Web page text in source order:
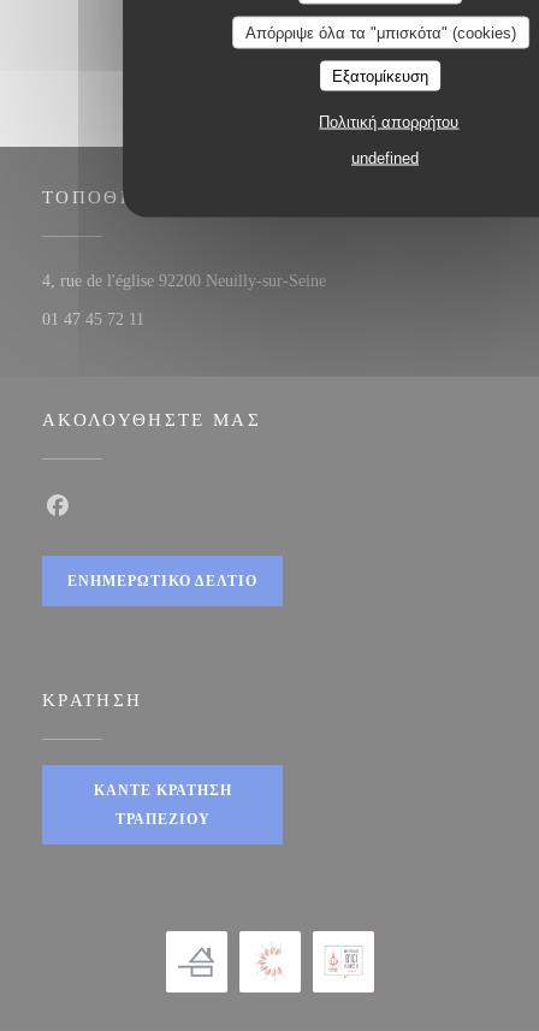
Απόρριψε όλα τα "μπισκότα" (cookies)
Εξατομίκευση
Πολιτική απορρήτου
undefined
ΤΟΠΟΘΕΣΊΑ
4, rue de l'église 92200 Neuilly-sur-Seine((ανοίγει σε νέο παράθυρο))
01 47 45 72 11
ΑΚΟΛΟΥΘΉΣΤΕ ΜΑΣ
ΕΝΗΜΕΡΩΤΙΚΌ ΔΕΛΤΊΟ
ΚΡΆΤΗΣΗ
ΚΆΝΤΕ ΚΡΆΤΗΣΗ
ΤΡΑΠΕΖΙΟΎ